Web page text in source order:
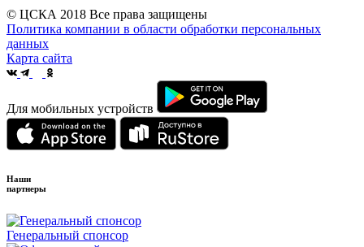
© ЦСКА 2018 Все права защищены
Политика компании в области обработки персональных
данных
Карта сайта
Для мобильных устройств
Наши
партнеры
Генеральный спонсор